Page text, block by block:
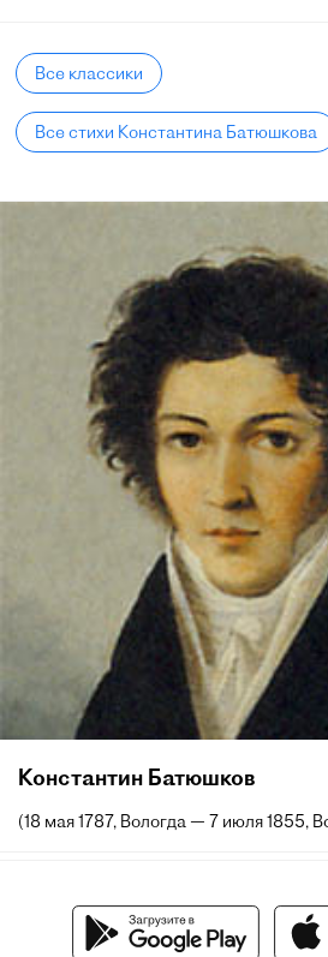
Все классики
Все стихи Константина Батюшкова
Константин Батюшков
(18 мая 1787, Вологда — 7 июля 1855,